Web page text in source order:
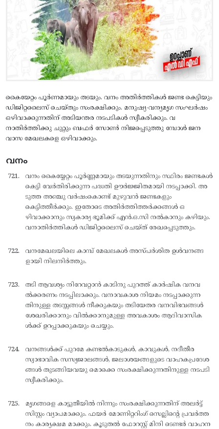
കൈയേറ്റം പൂര്‍ണമായും തടയും. വനം അതിര്‍ത്തികള്‍ ജണ്ട കെട്ടിയും
ഡിജിറ്റലൈസ് ചെയ്തും സംരക്ഷിക്കും. മനുഷ്യ-വന്യമൃഗ സംഘര്‍ഷം
ഒഴിവാക്കുന്നതിന് അടിയന്തര നടപടികള്‍ സ്വീകരിക്കും. വ
നാതിര്‍ത്തിക്കു ചുറ്റും ബഫര്‍ സോണ്‍ നിജപ്പെടുത്തു മ്പോള്‍ ജന
വാസ മേഖലകളെ ഒഴിവാക്കും.
വനം
വനം കൈയ്യേറ്റം പൂര്‍ണ്ണമായും തടയുന്നതിനും സ്ഥിരം ജണ്ടകള്‍
കെട്ടി വേര്‍തിരിക്കുന്ന പദ്ധതി ഊര്‍ജ്ജിതമായി നടപ്പാക്കി. അ
ടുത്ത അഞ്ചു വര്‍ഷംകൊണ്ട് മുഴുവന്‍ ജണ്ടകളും
കെട്ടിത്തീര്‍ക്കും. ഇതോടെ അതിര്‍ത്തിത്തര്‍ക്കങ്ങള്‍ ഒ
ഴിവാക്കാനും സ്വകാര്യ ഭൂമിക്ക് എന്‍.ഒ.സി നല്‍കാനും കഴിയും.
വനാതിര്‍ത്തികള്‍ ഡിജിറ്റലൈസ് ചെയ്ത് രേഖപ്പെടുത്തും.
വനമേഖലയിലെ കാമ്പ് മേഖലകള്‍ അസ്പര്‍ശിത ഉള്‍വനങ്ങ
ളായി നിലനിര്‍ത്തും.
തടി ആവശ്യം നിറേവറ്റാന്‍ കാടിനു പുറത്ത് കാര്‍ഷിക വനവ
ല്‍ക്കരണം നടപ്പിലാക്കും. വനാവകാശ നിയമം നടപ്പാക്കുന്ന
തിനുള്ള തടസ്സങ്ങള്‍ നീക്കുകയും തടിയേതര വനവിഭവങ്ങള്‍
ശേഖരിക്കാനും വില്‍ക്കാനുമുള്ള അവകാശം ആദിവാസിക
ള്‍ക്ക് ഉറപ്പാക്കുകയും ചെയ്യും.
വനങ്ങള്‍ക്ക് പുറമേ കണ്ടല്‍കാടുകള്‍, കാവുകള്‍, നദീതീര
സ്വാഭാവിക സസ്യജാലങ്ങള്‍, ജലാശയങ്ങളുടെ വാഹകപ്രദേശ
ങ്ങള്‍ തുടങ്ങിയവയു മൊക്കെ സംരക്ഷിക്കുന്നതിനുള്ള നടപടി
സ്വീകരിക്കും.
മൃഗങ്ങളെ കാട്ടുതീയില്‍ നിന്നും സംരക്ഷിക്കുന്നതിന് അലര്‍ട്ട്
സിസ്റ്റം വ്യാപമാക്കും. ഫയര്‍ മോണിറ്ററിംഗ് സെല്ലിന്റെ പ്രവര്‍ത്ത
നം കാര്യക്ഷമ മാക്കും. കൂടുതല്‍ ഫോറസ്റ്റ് മിനി ടെണ്ടര്‍ വാഹന